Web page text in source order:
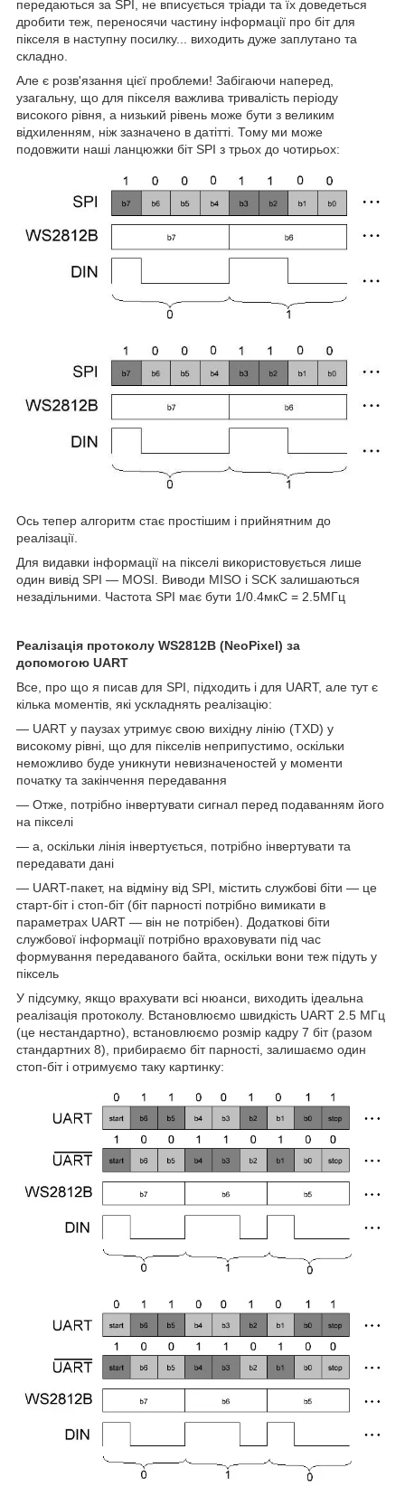
передаються за SPI, не вписується тріади та їх доведеться
дробити теж, переносячи частину інформації про біт для
пікселя в наступну посилку... виходить дуже заплутано та
складно.
Але є розв'язання цієї проблеми! Забігаючи наперед,
узагальну, що для пікселя важлива тривалість періоду
високого рівня, а низький рівень може бути з великим
відхиленням, ніж зазначено в датітті. Тому ми може
подовжити наші ланцюжки біт SPI з трьох до чотирьох:
Ось тепер алгоритм стає простішим і прийнятним до
реалізації.
Для видавки інформації на пікселі використовується лише
один вивід SPI — MOSI. Виводи MISO і SCK залишаються
незадільними. Частота SPI має бути 1/0.4мкС = 2.5МГц
Реалізація протоколу WS2812B (NeoPixel) за
допомогою UART
Все, про що я писав для SPI, підходить і для UART, але тут є
кілька моментів, які ускладнять реалізацію:
— UART у паузах утримує свою вихідну лінію (TXD) у
високому рівні, що для пікселів неприпустимо, оскільки
неможливо буде уникнути невизначеностей у моменти
початку та закінчення передавання
— Отже, потрібно інвертувати сигнал перед подаванням його
на пікселі
— а, оскільки лінія інвертується, потрібно інвертувати та
передавати дані
— UART-пакет, на відміну від SPI, містить службові біти — це
старт-біт і стоп-біт (біт парності потрібно вимикати в
параметрах UART — він не потрібен). Додаткові біти
службової інформації потрібно враховувати під час
формування передаваного байта, оскільки вони теж підуть у
піксель
У підсумку, якщо врахувати всі нюанси, виходить ідеальна
реалізація протоколу. Встановлюємо швидкість UART 2.5 МГц
(це нестандартно), встановлюємо розмір кадру 7 біт (разом
стандартних 8), прибираємо біт парності, залишаємо один
стоп-біт і отримуємо таку картинку: